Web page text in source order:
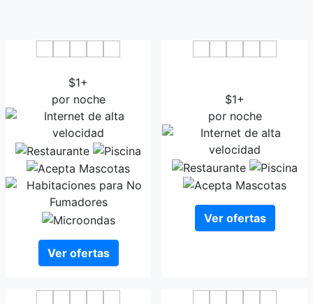
$1+
por noche
Ver ofertas
$1+
por noche
Ver ofertas